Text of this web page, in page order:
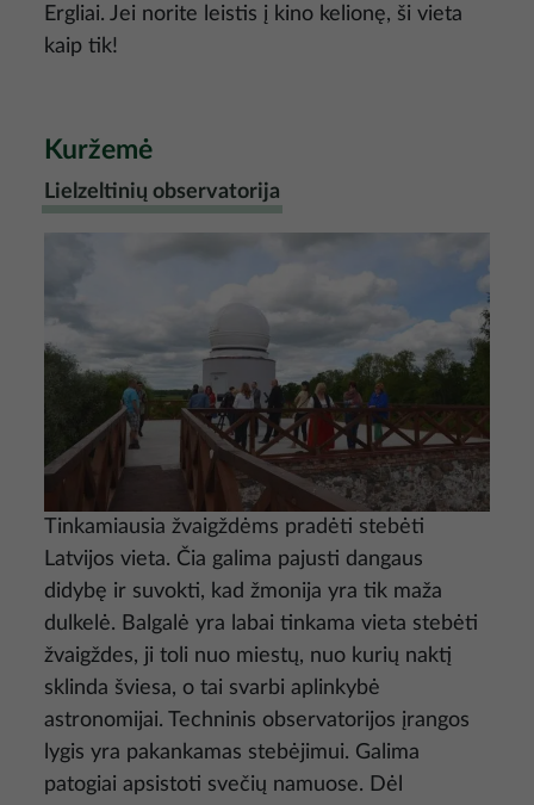
Ergliai. Jei norite leistis į kino kelionę, ši vieta
kaip tik!
Kuržemė
Lielzeltinių observatorija
Tinkamiausia žvaigždėms pradėti stebėti
Latvijos vieta. Čia galima pajusti dangaus
didybę ir suvokti, kad žmonija yra tik maža
dulkelė. Balgalė yra labai tinkama vieta stebėti
žvaigždes, ji toli nuo miestų, nuo kurių naktį
sklinda šviesa, o tai svarbi aplinkybė
astronomijai. Techninis observatorijos įrangos
lygis yra pakankamas stebėjimui. Galima
patogiai apsistoti svečių namuose. Dėl